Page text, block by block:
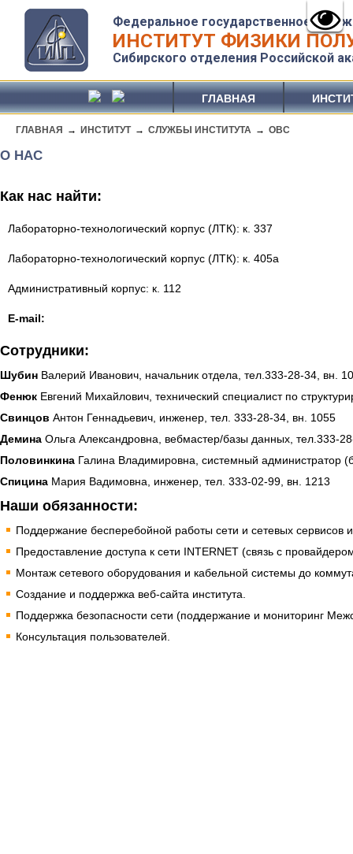
Федеральное государственное
ИНСТИТУТ ФИЗИКИ
Сибирского отделения Российской
ГЛАВНАЯ
ГЛАВНАЯ → ИНСТИТУТ → СЛУЖБЫ ИНСТИТУТА → ОВС
О НАС
Как нас найти:
Лабораторно-технологический корпус (ЛТК): к. 337
Лабораторно-технологический корпус (ЛТК): к. 405а
Административный корпус: к. 112
E-mail:
Сотрудники:
Шубин Валерий Иванович, начальник отдела, тел.333-28-34, вн.
Фенюк Евгений Михайлович, технический специалист по
Свинцов Антон Геннадьевич, инженер, тел. 333-28-34, вн. 1055
Демина Ольга Александровна, вебмастер/базы данных, тел.333-
Половинкина Галина Владимировна, системный администратор
Спицина Мария Вадимовна, инженер, тел. 333-02-99, вн. 1213
Наши обязанности:
Поддержание бесперебойной работы сети и сетевых сервисов
Предоставление доступа к сети INTERNET (связь с
Монтаж сетевого оборудования и кабельной системы до
Создание и поддержка веб-сайта института.
Поддержка безопасности сети (поддержание и мониторинг
Консультация пользователей.